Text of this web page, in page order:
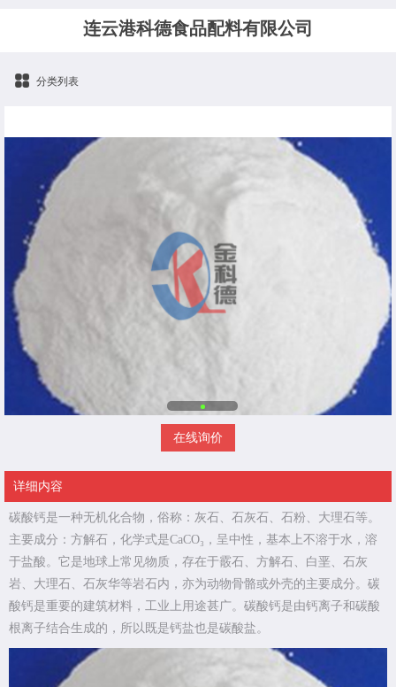
连云港科德食品配料有限公司
分类列表
在线询价
详细内容
碳酸钙是一种无机化合物，俗称：灰石、石灰石、石粉、大理石等。
主要成分：方解石，化学式是CaCO₃，呈中性，基本上不溶于水，溶
于盐酸。它是地球上常见物质，存在于霰石、方解石、白垩、石灰
岩、大理石、石灰华等岩石内，亦为动物骨骼或外壳的主要成分。碳
酸钙是重要的建筑材料，工业上用途甚广。碳酸钙是由钙离子和碳酸
根离子结合生成的，所以既是钙盐也是碳酸盐。